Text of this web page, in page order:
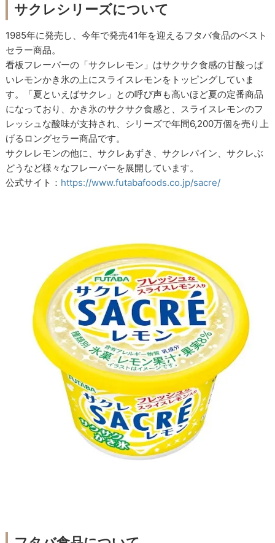
サクレシリーズについて
1985年に発売し、今年で発売41年を迎えるフタバ食品のベスト
セラー商品。
看板フレーバーの「サクレレモン」はサクサク食感の甘酸っぱ
いレモンかき氷の上にスライスレモンをトッピングしていま
す。「夏といえばサクレ」との呼び声も高いほど夏の定番商品
になっており、かき氷のサクサク食感と、スライスレモンのフ
レッシュな酸味が支持され、シリーズで年間6,200万個を売り上
げるロングセラー商品です。
サクレレモンの他に、サクレあずき、サクレパイン、サクレぶ
どうなど様々なフレーバーを展開しています。
公式サイト： https://www.futabafoods.co.jp/sacre/